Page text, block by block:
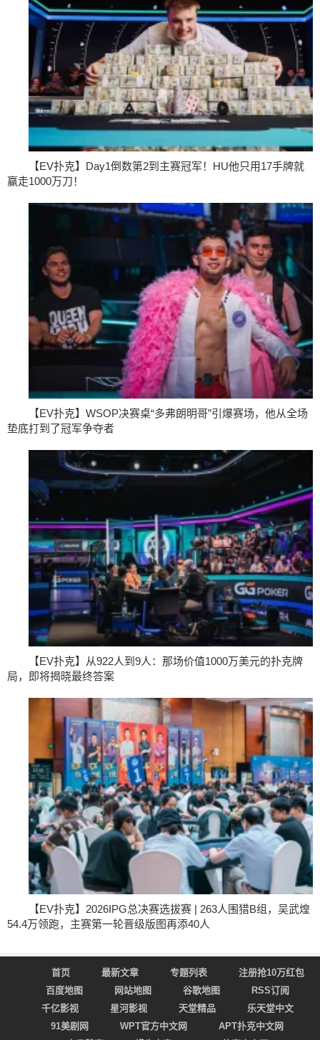
【EV扑克】Day1倒数第2到主赛冠军！HU他只用17手牌就
赢走1000万刀！
【EV扑克】WSOP决赛桌“多弗朗明哥”引爆赛场，他从全场
垫底打到了冠军争夺者
【EV扑克】从922人到9人：那场价值1000万美元的扑克牌
局，即将揭晓最终答案
【EV扑克】2026IPG总决赛选拔赛 | 263人围猎B组，吴武煌
54.4万领跑，主赛第一轮晋级版图再添40人
首页 最新文章 专题列表
注册抢10万红包
百度地图
网站地图 谷歌地图
RSS订阅
千亿影视
星河影视 天堂精品
乐天堂中文
91美剧网
WPT官方中文网
APT扑克中文网